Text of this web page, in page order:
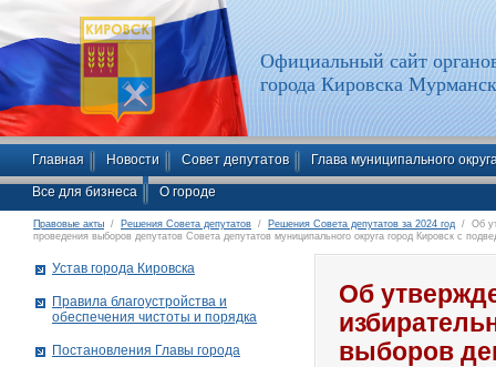
Официальный сайт
города Кировска
Главная Новости Совет депутатов Глава муниципального
Все для бизнеса О городе
Правовые акты / Решения Совета депутатов / Решения Совета депутатов за 2024 год / Об
проведения выборов депутатов Совета депутатов муниципального округа город Кировск с
Об
выборов
Устав города Кировска
Правила благоустройства и
обеспечения чистоты и порядка
Постановления Главы города